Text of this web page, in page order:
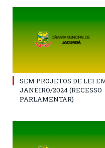
SEM PROJETOS DE LEI
JANEIRO/2024 (RECESSO
PARLAMENTAR)